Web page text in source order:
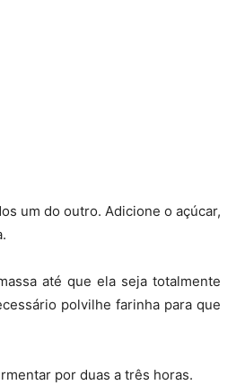
um do outro. Adicione o açúcar,
até que ela seja totalmente
polvilhe farinha para que
por duas a três horas.